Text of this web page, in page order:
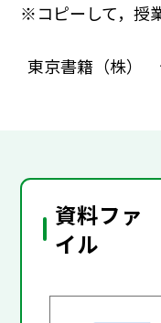
※コピーして，授
東京書籍（株）
資料ファ
イル